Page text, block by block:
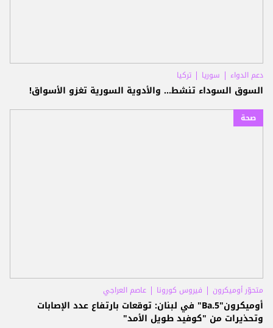
دعم الدواء سوريا تركيا
السوق السوداء تنشط... والأدوية السورية تغزو الأسواق!
صحة
متحوّر أوميكرون فيروس كورونا عاصم العراجي
أوميكرون"Ba.5" في لبنان: توقعات بارتفاع عدد الإصابات
وتحذيرات من "كوفيد طويل الأمد"